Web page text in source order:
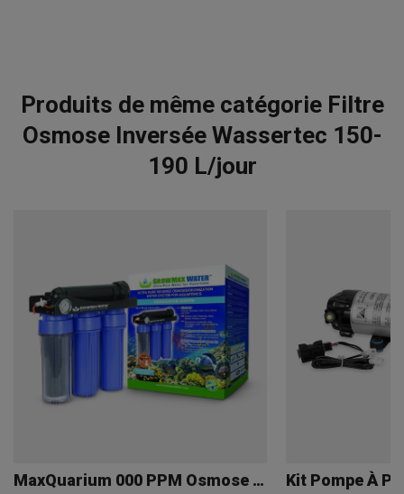
Produits de même catégorie Filtre
Osmose Inversée Wassertec 150-
190 L/jour
MaxQuarium 000 PPM Osmose + Désionisation Kit Pompe À